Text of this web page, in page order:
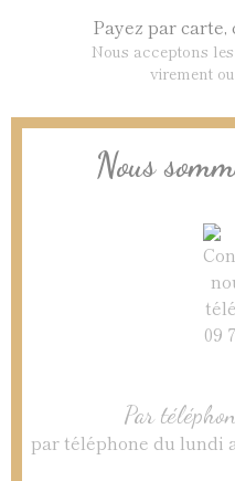
Payez par
Nous acceptons
virement
Nous
Par
par téléphone du lundi